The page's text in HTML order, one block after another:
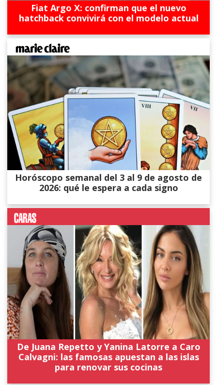
Fiat Argo X: confirman que el nuevo
hatchback convivirá con el modelo actual
Horóscopo semanal del 3 al 9 de agosto de
2026: qué le espera a cada signo
De Juana Repetto y Yanina Latorre a Caro
Calvagni: las famosas apuestan a las islas
para renovar sus cocinas